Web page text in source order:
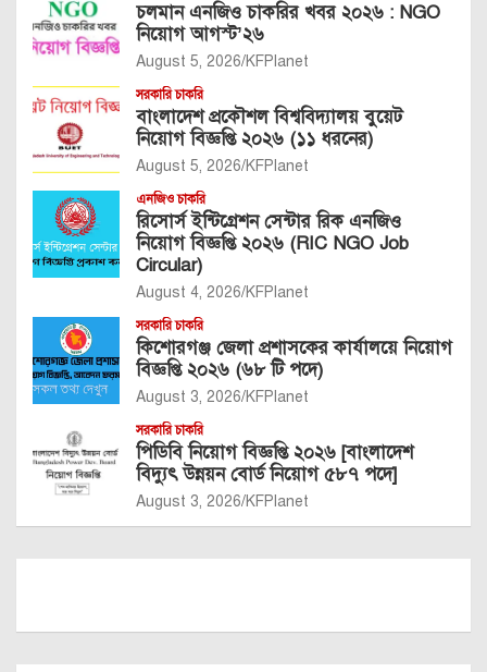
চলমান এনজিও চাকরির খবর ২০২৬ : NGO
নিয়োগ আগস্ট’২৬
August 5, 2026 KFPlanet
সরকারি চাকরি
বাংলাদেশ প্রকৌশল বিশ্ববিদ্যালয় বুয়েট
নিয়োগ বিজ্ঞপ্তি ২০২৬ (১১ ধরনের)
August 5, 2026 KFPlanet
এনজিও চাকরি
রিসোর্স ইন্টিগ্রেশন সেন্টার রিক এনজিও
নিয়োগ বিজ্ঞপ্তি ২০২৬ (RIC NGO Job
Circular)
August 4, 2026 KFPlanet
সরকারি চাকরি
কিশোরগঞ্জ জেলা প্রশাসকের কার্যালয়ে নিয়োগ
বিজ্ঞপ্তি ২০২৬ (৬৮ টি পদে)
August 3, 2026 KFPlanet
সরকারি চাকরি
পিডিবি নিয়োগ বিজ্ঞপ্তি ২০২৬ [বাংলাদেশ
বিদ্যুৎ উন্নয়ন বোর্ড নিয়োগ ৫৮৭ পদে]
August 3, 2026 KFPlanet